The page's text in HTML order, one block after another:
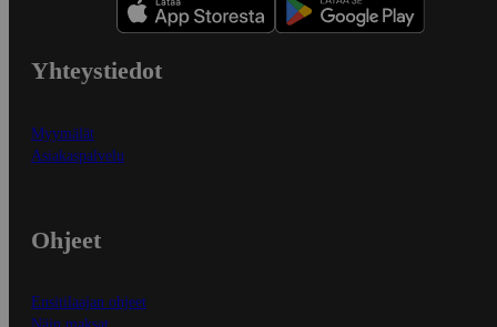
Yhteystiedot
Myymälät
Asiakaspalvelu
Ohjeet
Ensitilaajan ohjeet